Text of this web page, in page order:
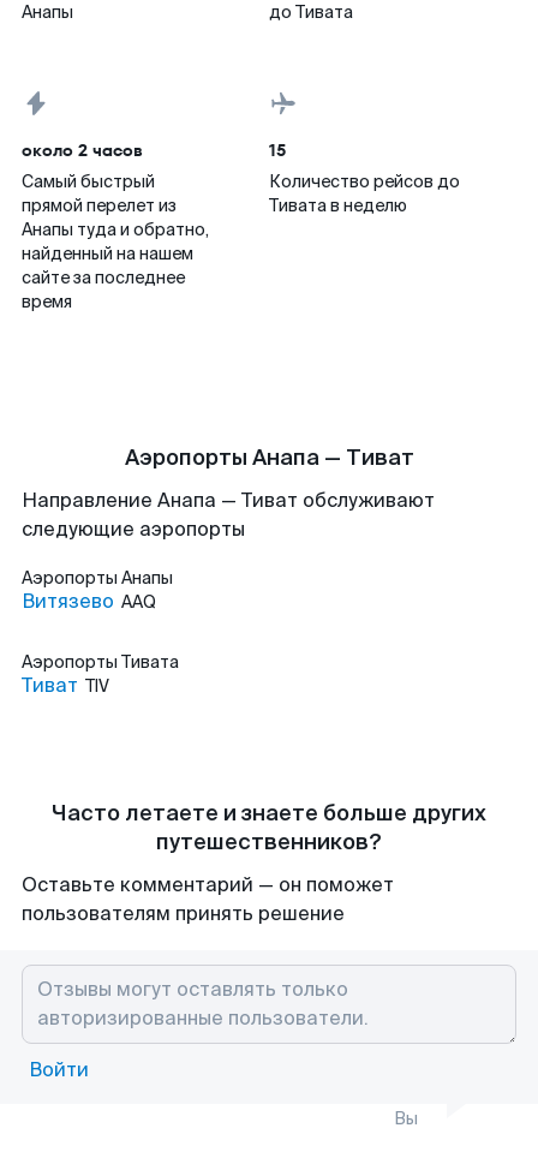
Анапы
до Тивата
около 2 часов
Самый быстрый
прямой перелет из
Анапы туда и обратно,
найденный на нашем
сайте за последнее
время
15
Количество рейсов до
Тивата в неделю
Аэропорты Анапа — Тиват
Направление Анапа — Тиват обслуживают
следующие аэропорты
Аэропорты Анапы
Витязево AAQ
Аэропорты Тивата
Тиват TIV
Часто летаете и знаете больше других
путешественников?
Оставьте комментарий — он поможет
пользователям принять решение
Войти
Вы